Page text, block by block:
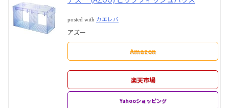
posted with カエレバ
アズー
Amazon
楽天市場
Yahooショッピング